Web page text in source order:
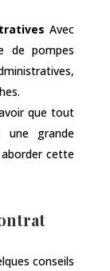
Avec
de pompes
que tout
une grande
cette
conseils